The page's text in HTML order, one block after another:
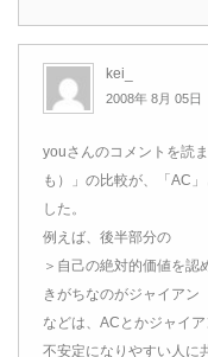
kei_
2008年 8月 05日
youさんのコメントを読
も）」の比較が、「AC
した。
例えば、後半部分の
＞自己の絶対的価値を
きがちなのがジャイアン
などは、ACとかジャイ
不安定になりやすい人に